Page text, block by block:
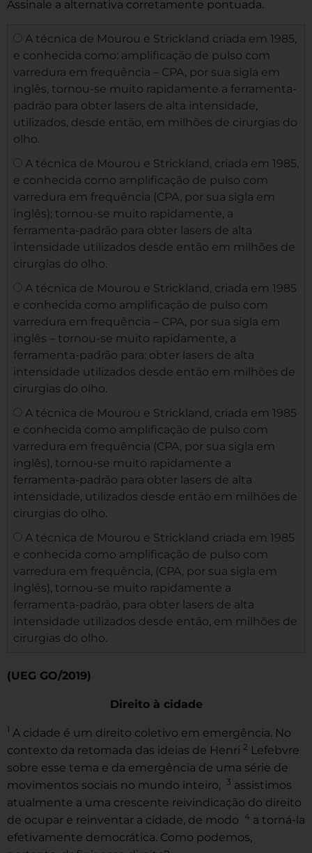
Assinale a alternativa corretamente pontuada.
A técnica de Mourou e Strickland criada em 1985,
e conhecida como: amplificação de pulso com
varredura em frequência – CPA, por sua sigla em
inglês, tornou-se muito rapidamente a ferramenta-
padrão para obter lasers de alta intensidade,
utilizados, desde então, em milhões de cirurgias do
olho.
A técnica de Mourou e Strickland, criada em 1985,
e conhecida como amplificação de pulso com
varredura em frequência (CPA, por sua sigla em
inglês); tornou-se muito rapidamente, a
ferramenta-padrão para obter lasers de alta
intensidade utilizados desde então em milhões de
cirurgias do olho.
A técnica de Mourou e Strickland, criada em 1985
e conhecida como amplificação de pulso com
varredura em frequência – CPA, por sua sigla em
inglês – tornou-se muito rapidamente, a
ferramenta-padrão para: obter lasers de alta
intensidade utilizados desde então em milhões de
cirurgias do olho.
A técnica de Mourou e Strickland, criada em 1985
e conhecida como amplificação de pulso com
varredura em frequência (CPA, por sua sigla em
inglês), tornou-se muito rapidamente a
ferramenta-padrão para obter lasers de alta
intensidade, utilizados desde então em milhões de
cirurgias do olho.
A técnica de Mourou e Strickland criada em 1985
e conhecida como amplificação de pulso com
varredura em frequência, (CPA, por sua sigla em
inglês), tornou-se muito rapidamente a
ferramenta-padrão, para obter lasers de alta
intensidade utilizados desde então, em milhões de
cirurgias do olho.
(UEG GO/2019)
Direito à cidade
1 A cidade é um direito coletivo em emergência. No
contexto da retomada das ideias de Henri 2 Lefebvre
sobre esse tema e da emergência de uma série de
movimentos sociais no mundo inteiro, 3 assistimos
atualmente a uma crescente reivindicação do direito
de ocupar e reinventar a cidade, de modo
4 a torná-la
efetivamente democrática. Como podemos,